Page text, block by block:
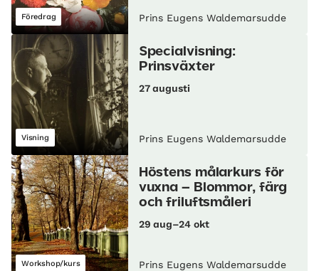
Föredrag Prins Eugens Waldemarsudde
Visning
Specialvisning:
Prinsväxter
27 augusti
Prins Eugens Waldemarsudde
Workshop/kurs
Höstens målarkurs för
vuxna – Blommor, färg
och friluftsmåleri
29 aug–24 okt
Prins Eugens Waldemarsudde